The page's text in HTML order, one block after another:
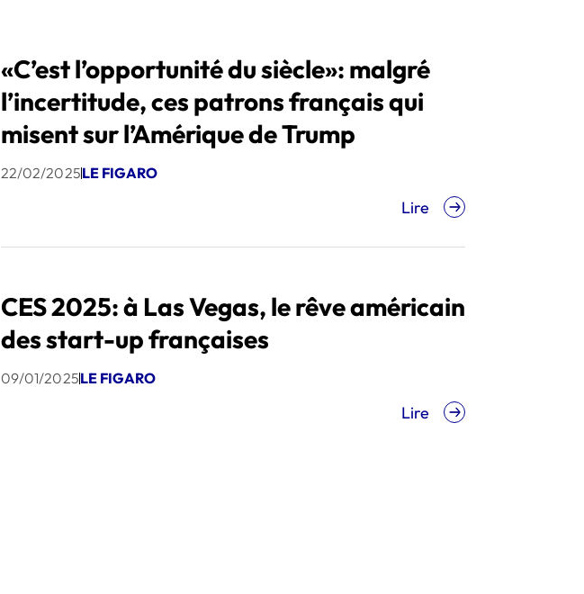
«C’est l’opportunité du siècle»: malgré
l’incertitude, ces patrons français qui
misent sur l’Amérique de Trump
22/02/2025LE FIGARO
Lire
CES 2025: à Las Vegas, le rêve américain
des start-up françaises
09/01/2025LE FIGARO
Lire